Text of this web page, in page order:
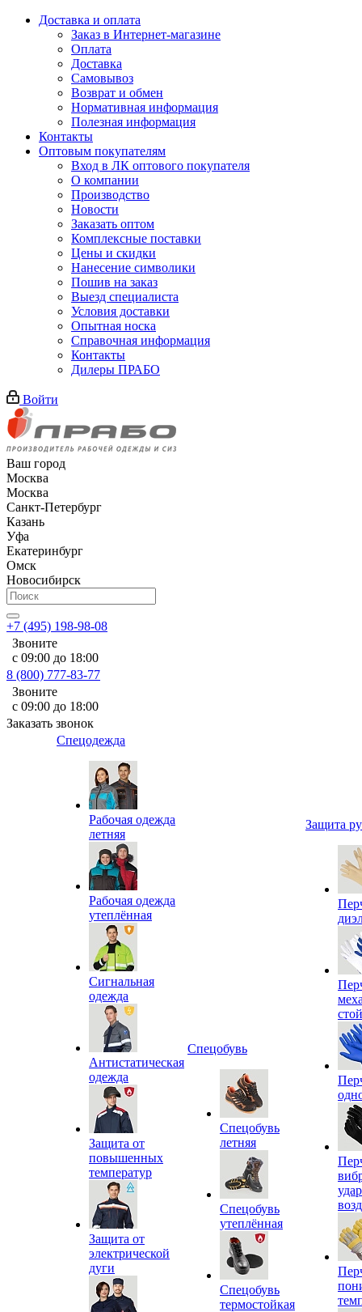
Доставка и оплата
Заказ в Интернет-магазине
Оплата
Доставка
Самовывоз
Возврат и обмен
Нормативная информация
Полезная информация
Контакты
Оптовым покупателям
Вход в ЛК оптового покупателя
О компании
Производство
Новости
Заказать оптом
Комплексные поставки
Цены и скидки
Нанесение символики
Пошив на заказ
Выезд специалиста
Условия доставки
Опытная носка
Справочная информация
Контакты
Дилеры ПРАБО
Войти
Ваш город
Москва
Москва
Санкт-Петербург
Казань
Уфа
Екатеринбург
Омск
Новосибирск
+7 (495) 198-98-08
Звоните
с 09:00 до 18:00
8 (800) 777-83-77
Звоните
с 09:00 до 18:00
Заказать звонок
Спецодежда
Рабочая одежда
летняя
Рабочая одежда
утеплённая
Сигнальная
одежда
Антистатическая
одежда
Защита от
повышенных
температур
Защита от
электрической
дуги
Спецобувь
Спецобувь
летняя
Спецобувь
утеплённая
Спецобувь
термостойкая
Защита